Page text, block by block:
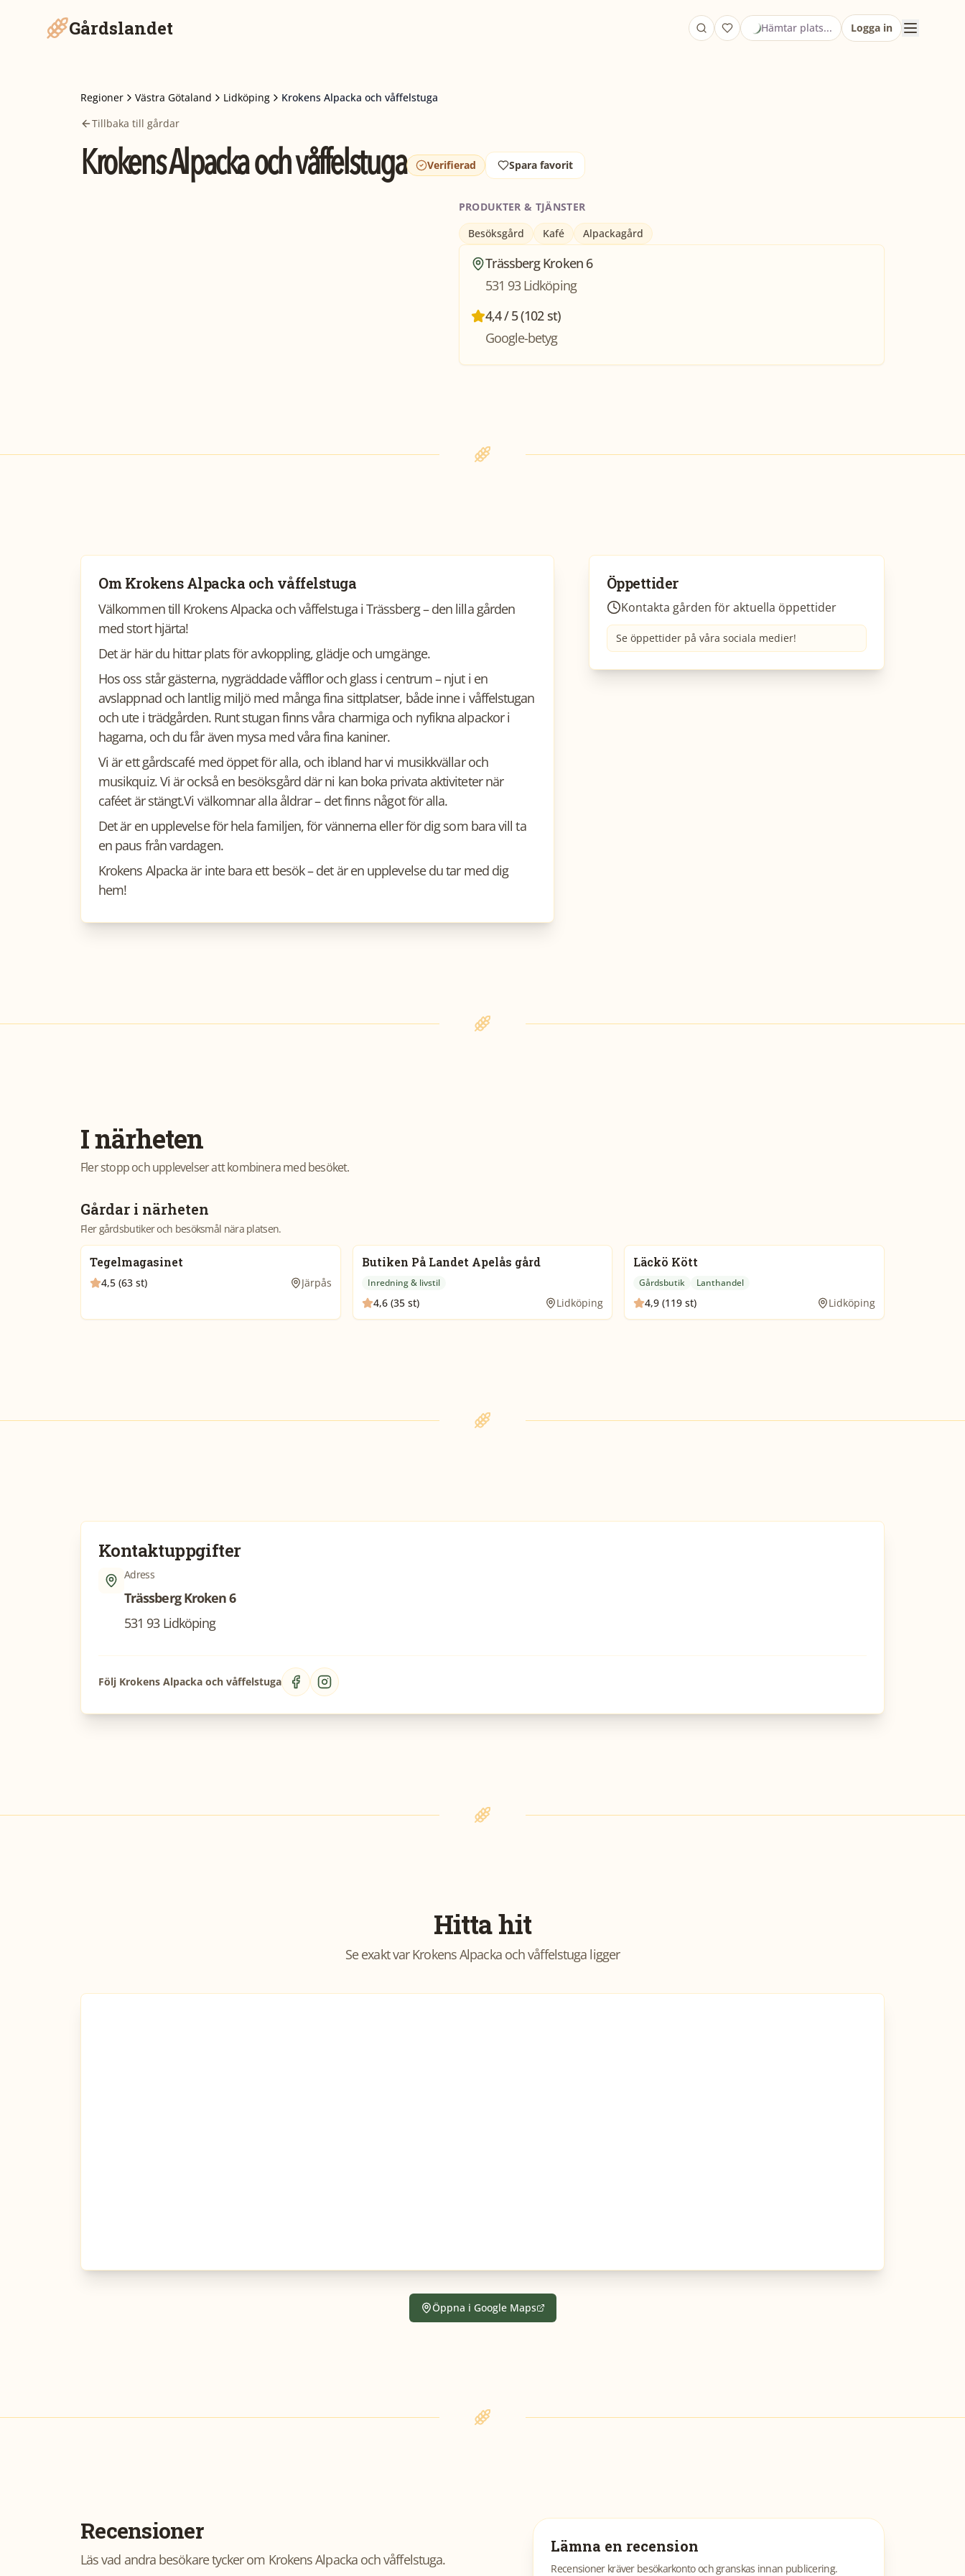
Gårdslandet Hämtar plats... Logga in
Regioner Västra Götaland Lidköping
Krokens Alpacka och våffelstuga
Tillbaka till gårdar
Krokens Alpacka och våffelstuga Verifierad Spara favorit
PRODUKTER & TJÄNSTER
Besöksgård
Kafé Alpackagård
Trässberg Kroken 6
531 93 Lidköping
4,4 / 5 (102 st)
Google-betyg
OmKrokens Alpacka och våffelstuga
Välkommen till Krokens Alpacka och våffelstuga i Trässberg – den lilla gården
med stort hjärta!
Det är här du hittar plats för avkoppling, glädje och umgänge.
Hos oss står gästerna, nygräddade våfflor och glass i centrum – njut i en
avslappnad och lantlig miljö med många fina sittplatser, både inne i våffelstugan
och ute i trädgården. Runt stugan finns våra charmiga och nyfikna alpackor i
hagarna, och du får även mysa med våra fina kaniner.
Vi är ett gårdscafé med öppet för alla, och ibland har vi musikkvällar och
musikquiz. Vi är också en besöksgård där ni kan boka privata aktiviteter när
caféet är stängt.Vi välkomnar alla åldrar – det finns något för alla.
Det är en upplevelse för hela familjen, för vännerna eller för dig som bara vill ta
en paus från vardagen.
Krokens Alpacka är inte bara ett besök – det är en upplevelse du tar med dig
hem!
Öppettider
Kontakta gården för aktuella öppettider
Se öppettider på våra sociala medier!
I närheten
Fler stopp och upplevelser att kombinera med besöket.
Gårdar i närheten
Fler gårdsbutiker och besöksmål nära platsen.
Tegelmagasinet
4,5 (63 st) Järpås
Butiken På Landet Apelås gård
Inredning & livstil
4,6 (35 st) Lidköping
Läckö Kött
Gårdsbutik Lanthandel
4,9 (119 st) Lidköping
Kontaktuppgifter
Adress
Trässberg Kroken 6
531 93 Lidköping
Följ Krokens Alpacka och våffelstuga
Hitta hit
Se exakt varKrokens Alpacka och våffelstuga ligger
Öppna i Google Maps
Recensioner
Läs vad andra besökare tycker om Krokens Alpacka och våffelstuga.
Lämna en recension
Recensioner kräver besökarkonto och granskas innan publicering.